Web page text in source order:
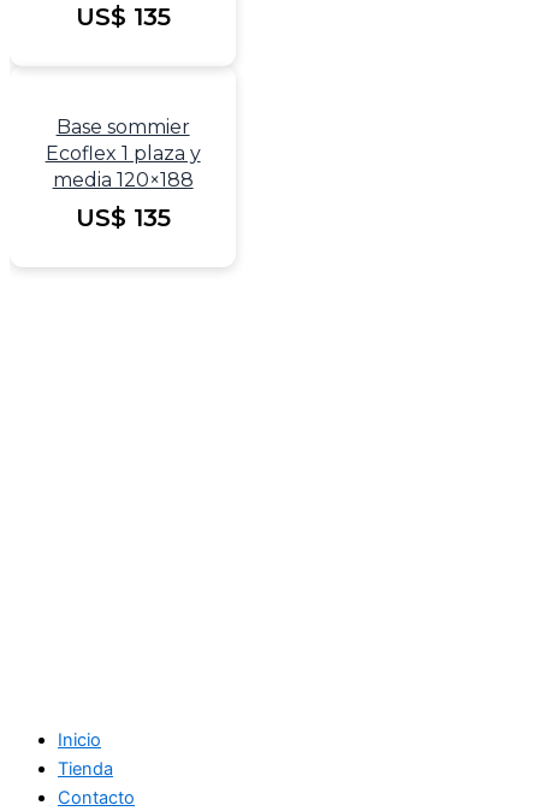
US$ 135
Base sommier
Ecoflex 1 plaza y
media 120×188
US$ 135
Inicio
Tienda
Contacto